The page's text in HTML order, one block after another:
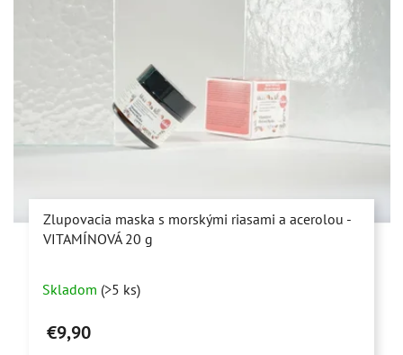
Zlupovacia maska s morskými riasami a acerolou -
VITAMÍNOVÁ 20 g
hodnotenie
produktu
Skladom (>5 ks)
€9,90